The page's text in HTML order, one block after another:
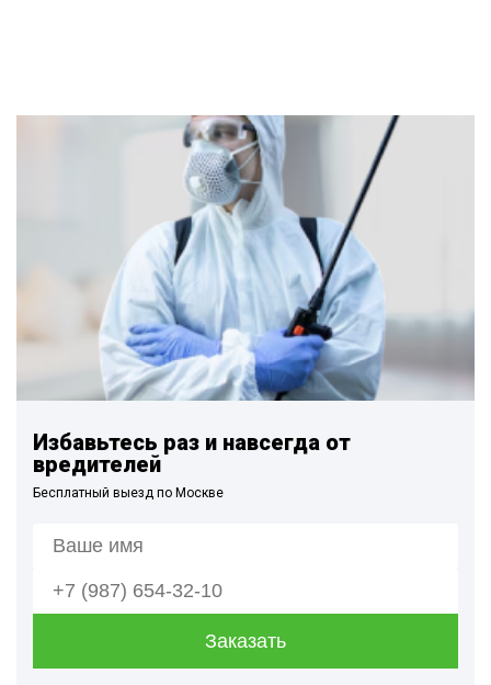
Избавьтесь раз и навсегда от
вредителей
Бесплатный выезд по Москве